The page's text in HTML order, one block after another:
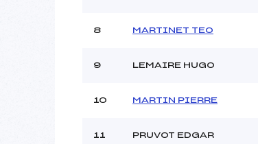
8 MARTINET TEO
9 LEMAIRE HUGO
10 MARTIN PIERRE
11 PRUVOT EDGAR